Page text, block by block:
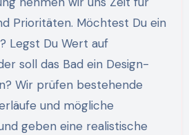
Prioritäten. Möchtest Du ein
Legst Du Wert auf
soll das Bad ein Design-
Wir prüfen bestehende
und mögliche
geben eine realistische